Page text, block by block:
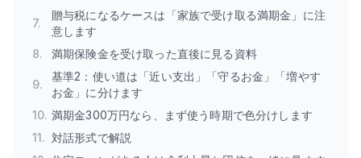
7.
贈与税になるケースは「家族で受け取る満期金」に注
意します
8. 満期保険金を受け取った直後に見る資料
9.
基準2：使い道は「近い支出」「守るお金」「増やす
お金」に分けます
10. 満期金300万円なら、まず使う時期で色分けします
11. 対話形式で解説